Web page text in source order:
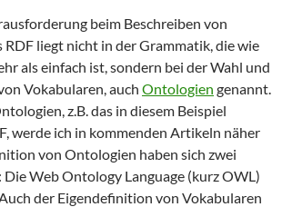
beim Beschreiben von
RDF liegt nicht in der Grammatik, die wie
als einfach ist, sondern bei der Wahl und
Vokabularen, auch Ontologien genannt.
z.B. das in diesem Beispiel
werde ich in kommenden Artikeln näher
von Ontologien haben sich zwei
Web Ontology Language (kurz OWL)
der Eigendefinition von Vokabularen